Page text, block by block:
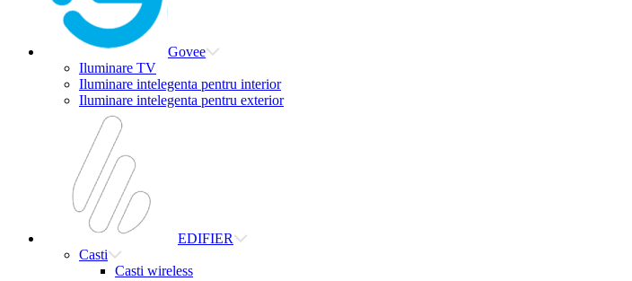
Govee
Iluminare TV
Iluminare intelegenta pentru interior
Iluminare intelegenta pentru exterior
EDIFIER
Casti
Casti wireless